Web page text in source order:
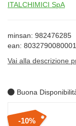
ITALCHIMICI SpA
minsan: 982476285
ean: 8032790080001
Vai alla descrizione
Buona
10%